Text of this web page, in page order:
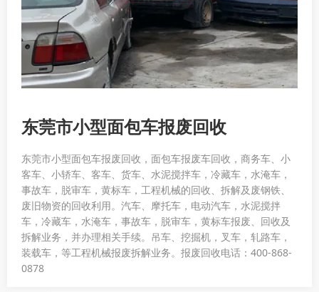
东莞市小型面包车报废回收
东莞市小型面包车报废回收，面包车报废车回收，商务车、小
客车、小轿车、客车、货车、水泥搅拌车，冷藏车，水淹车，
事故车，脱审车，黄标车，工程机械的回收、拆解及废钢铁、
废旧物资的回收利用。汽车、摩托车，电动汽车，水泥搅拌
车，冷藏车，水淹车，事故车，脱审车，黄标车报废、回收及
拆解业务，并办理相关手续。吊车、挖掘机，叉车，轧路车，
装载车，等工程机械报废拆解业务。报废回收电话：400-868-
0878